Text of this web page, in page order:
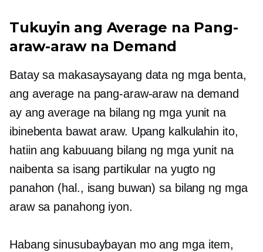
Tukuyin ang Average na Pang-
araw-araw na Demand
Batay sa makasaysayang data ng mga benta,
ang average na pang-araw-araw na demand
ay ang average na bilang ng mga yunit na
ibinebenta bawat araw. Upang kalkulahin ito,
hatiin ang kabuuang bilang ng mga yunit na
naibenta sa isang partikular na yugto ng
panahon (hal., isang buwan) sa bilang ng mga
araw sa panahong iyon.
Habang sinusubaybayan mo ang mga item,